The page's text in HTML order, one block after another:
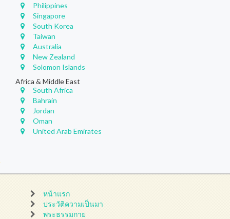
Philippines
Singapore
South Korea
Taiwan
Australia
New Zealand
Solomon Islands
Africa & Middle East
South Africa
Bahrain
Jordan
Oman
United Arab Emirates
หน้าแรก
ประวัติความเป็นมา
พระธรรมกาย